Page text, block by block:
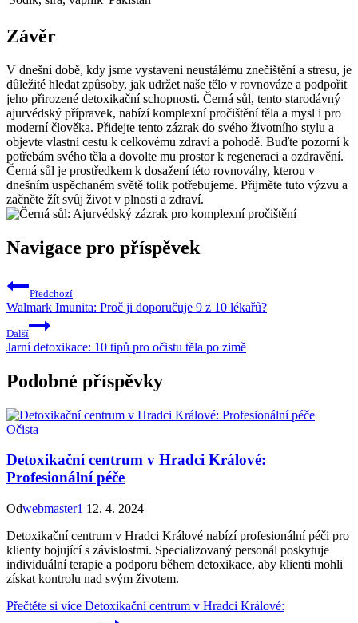
Závěr
V dnešní době, kdy jsme vystaveni neustálému znečištění a stresu, je
důležité hledat způsoby, jak udržet naše tělo v rovnováze a podpořit
jeho přirozené detoxikační schopnosti. Černá sůl, tento starodávný
ajurvédský přípravek, nabízí komplexní pročištění těla a mysl i pro
moderní člověka. Přidejte tento zázrak do svého životního stylu a
objevte vlastní cestu k celkovému zdraví a pohodě. Buďte pozorní k
potřebám svého těla a dovolte mu prostor k regeneraci a ozdravění.
Černá sůl je prostředkem k dosažení této rovnováhy, kterou v
dnešním uspěchaném světě tolik potřebujeme. Přijměte tuto výzvu a
začněte žít svůj život v plnosti a zdraví.
Navigace pro příspěvek
Předchozí
Walmark Imunita: Proč ji doporučuje 9 z 10 lékařů?
Další
Jarní detoxikace: 10 tipů pro očistu těla po zimě
Podobné příspěvky
Očista
Detoxikační centrum v Hradci Králové:
Profesionální péče
Odwebmaster1 12. 4. 2024
Detoxikační centrum v Hradci Králové nabízí profesionální péči pro
klienty bojující s závislostmi. Specializovaný personál poskytuje
individuální terapie a podporu během detoxikace, aby klienti mohli
získat kontrolu nad svým životem.
Přečtěte si více Detoxikační centrum v Hradci Králové: